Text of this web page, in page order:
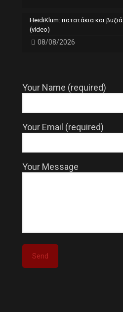
HeidiKlum: πατατάκια και βυζιά
(video)
08/08/2026
Your Name (required)
Your Email (required)
Your Message